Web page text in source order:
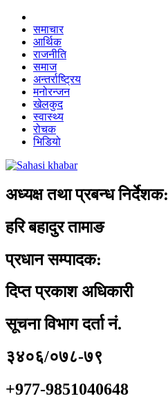
समाचार
आर्थिक
राजनीति
समाज
अन्तर्राष्ट्रिय
मनोरन्जन
खेलकुद
स्वास्थ्य
रोचक
भिडियो
अध्यक्ष तथा प्रबन्ध निर्देशक:
हरि बहादुर तामाङ
प्रधान सम्पादक:
दिप्त प्रकाश अधिकारी
सूचना विभाग दर्ता नं.
३४०६/०७८-७९
+977-9851040648